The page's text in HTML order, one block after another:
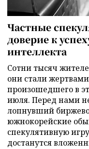
Частные
доверие к
интеллекта
Сотни тысяч
они стали
произошедшего в
июля. Перед нами
лопнувший
южнокорейские
спекулятивную
достанутся